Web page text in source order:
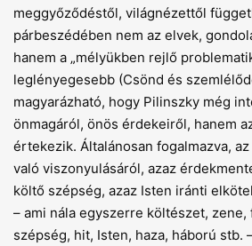
meggyőződéstől, világnézettől
párbeszédében nem az elvek,
hanem a „mélyükben rejlő
leglényegesebb (Csönd és
magyarázható, hogy Pilinszky még
önmagáról, önös érdekeiről, hanem
értekezik. Általánosan fogalmazva,
való viszonyulásáról, azaz
költő szépség, azaz Isten iránti
– ami nála egyszerre költészet,
szépség, hit, Isten, haza, háború stb.